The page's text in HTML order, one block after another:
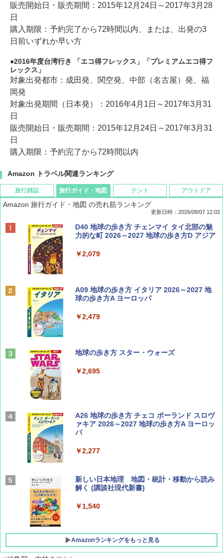
販売開始日・販売期間：2015年12月24日～2017年3月28
日
購入期限：予約完了から72時間以内、または、出発の3
日前いずれか早い方
2016年度台湾行き 「エコ得フレックス」「プレミアムエコ得フ
レックス」
対象出発都市：成田発、関空発、中部（名古屋）発、福
岡発
対象出発期間（日本発）：2016年4月1日～2017年3月31
日
販売開始日・販売期間：2015年12月24日～2017年3月31
日
購入期限：予約完了から72時間以内
Amazon トラベル関連ランキング
旅行雑誌
ディズニーファン ２０２６年 ９月号 [雑
誌] (ＤＩＳＮＥＹ ＦＡＮ)
￥713
BE-PAL(ビ-パル) 2026年 9 月号【特別付録:
SOTO ミニマル"旅"財布 ランダム2種】
￥1,500
山と溪谷 2026年8月号「南アルプス大全」
￥1,540
Coyote No.89 特集 星野道夫 夢見る旅
￥1,540
AIRLINE（エアライン）2026年9月号【特
集】ボーイング110周年を祝して！
￥1,760
旅行ガイド・地図
Amazon 旅行ガイド・地図 の売れ筋ランキング
更新日時：2026/08/07 12:02
D40 地球の歩き方 チェンマイ タイ北部の魅
力的な町 2026～2027 地球の歩き方D アジア
￥2,079
A09 地球の歩き方 イタリア 2026～2027 地
球の歩き方A ヨーロッパ
￥2,479
地球の歩き方 スター・ウォーズ
￥2,695
A26 地球の歩き方 チェコ ポーランド スロヴ
ァキア 2026～2027 地球の歩き方A ヨーロッ
パ
￥2,277
新しい日本地理 地図・統計・移動から読み
解く (講談社現代新書)
￥1,540
Amazonランキングをもっと見る
テント アウトドア